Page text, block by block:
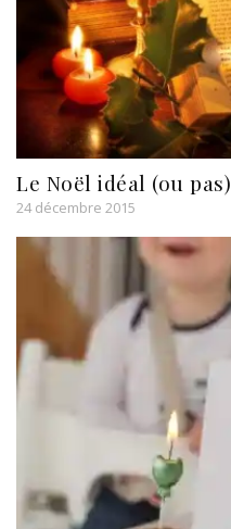
Le Noël idéal (ou pas)
24 décembre 2015